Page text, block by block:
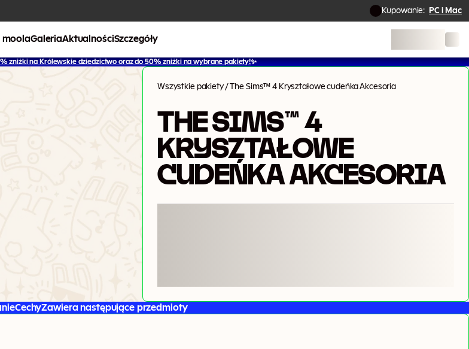
Kupowanie: PC i Mac
moolaGaleriaAktualnościSzczegóły
zniżki na Królewskie dziedzictwo oraz do 50% zniżki na wybrane pakiety!✨
Wszystkie pakiety /The Sims™ 4 Kryształowe cudeńka Akcesoria
THE SIMS™ 4
KRYSZTAŁOWE
CUDEŃKA AKCESORIA
CechyZawiera następujące przedmioty